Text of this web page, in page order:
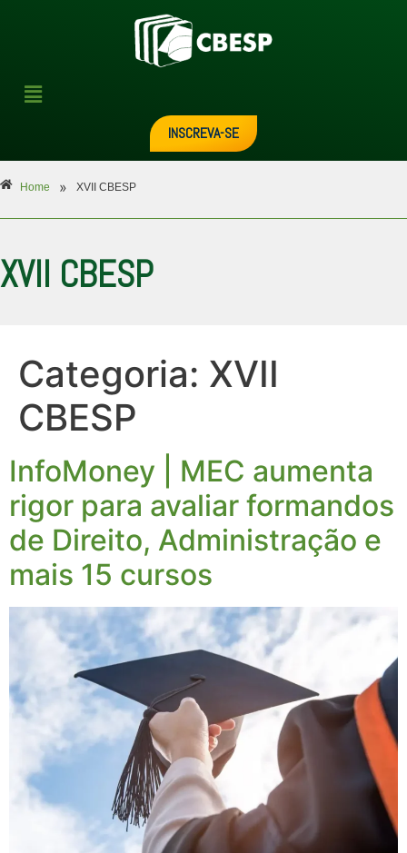
INSCREVA-SE
Home » XVII CBESP
XVII CBESP
Categoria: XVII
CBESP
InfoMoney | MEC aumenta
rigor para avaliar formandos
de Direito, Administração e
mais 15 cursos